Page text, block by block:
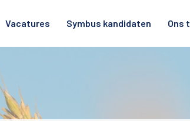
Vacatures Symbus kandidaten Ons